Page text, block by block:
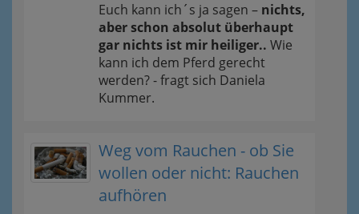
Euch kann ich´s ja sagen – nichts,
aber schon absolut überhaupt
gar nichts ist mir heiliger.. Wie
kann ich dem Pferd gerecht
werden? - fragt sich Daniela
Kummer.
Weg vom Rauchen - ob Sie
wollen oder nicht: Rauchen
aufhören